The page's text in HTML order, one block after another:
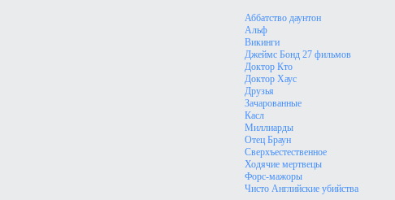
Аббатство даунтон
Альф
Викинги
Джеймс Бонд 27 фильмов
Доктор Кто
Доктор Хаус
Друзья
Зачарованные
Касл
Миллиарды
Отец Браун
Сверхъестественное
Ходячие мертвецы
Форс-мажоры
Чисто Английские убийства